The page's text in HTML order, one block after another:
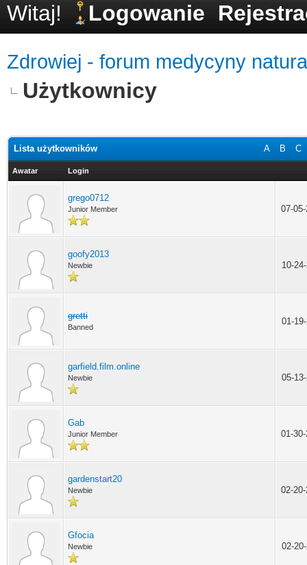
Witaj! Logowanie
Zdrowiej - forum medycyny
Użytkownicy
A B C
Lista użytkowników
Awatar Login
grego0712
Junior Member 07-
goofy2013
Newbie 10-
gretti
Banned
01-
garfield.film.online
Newbie 05-
Gab
Junior Member 01-
gardenstart20
Newbie 02-
Gfocia
Newbie 02-